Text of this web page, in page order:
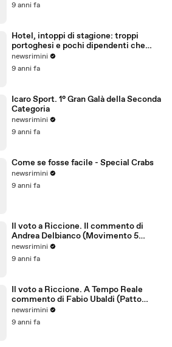
9 anni fa
Hotel, intoppi di stagione: troppi
portoghesi e pochi dipendenti che
parlano tedesco
newsrimini
9 anni fa
Icaro Sport. 1° Gran Galà della Seconda
Categoria
newsrimini
9 anni fa
Come se fosse facile - Special Crabs
newsrimini
9 anni fa
Il voto a Riccione. Il commento di
Andrea Delbianco (Movimento 5
Stelle)
newsrimini
9 anni fa
Il voto a Riccione. A Tempo Reale
commento di Fabio Ubaldi (Patto
Civico Riccione)
newsrimini
9 anni fa